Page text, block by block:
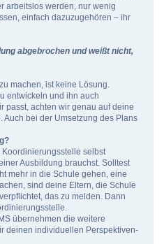
arbeitslos werden, nur wenig
einfach dazuzugehören – ihr
abgebrochen und weißt nicht,
machen, ist keine Lösung.
entwickeln und ihn auch
passt, achten wir genau auf deine
Auch bei der Umsetzung des Plans
selbst
Ausbildung brauchst. Solltest
mehr in die Schule gehen, eine
sind deine Eltern, die Schule
das zu melden. Dann
übernehmen die weitere
deinen individuellen Perspektiven-